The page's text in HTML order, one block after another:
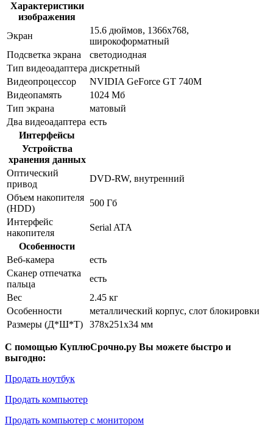
Характеристики
изображения
Экран
15.6 дюймов, 1366x768,
широкоформатный
Подсветка экрана
светодиодная
Тип видеоадаптера дискретный
Видеопроцессор
NVIDIA GeForce GT 740M
Видеопамять
1024 Мб
Тип экрана
матовый
Два видеоадаптера есть
Интерфейсы
Устройства
хранения данных
Оптический
привод
DVD-RW, внутренний
Объем накопителя
(HDD)
500 Гб
Интерфейс
накопителя
Serial ATA
Особенности
Веб-камера
есть
Сканер отпечатка
пальца
есть
Вес
2.45 кг
Особенности
металлический корпус, слот блокировки
Размеры (Д*Ш*Т)
378x251x34 мм
С помощью КуплюСрочно.ру Вы можете быстро и
выгодно:
Продать ноутбук
Продать компьютер
Продать компьютер с монитором